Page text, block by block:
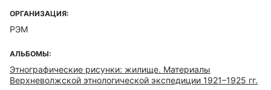
ОРГАНИЗАЦИЯ:
РЭМ
АЛЬБОМЫ:
Этнографические рисунки: жилище. Материалы
Верхневолжской этнологической экспедиции 1921–1925 гг.